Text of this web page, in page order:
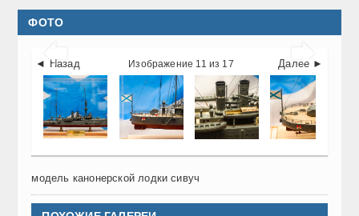
ФОТО
 
◄ Назад Далее ►
Изображение 11 из 17
модель канонерской лодки сивуч